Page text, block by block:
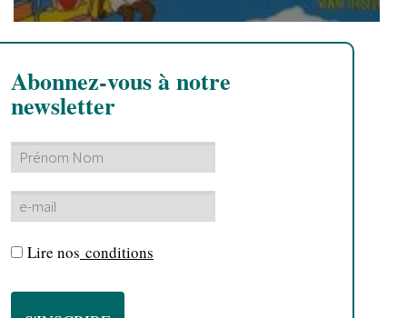
Abonnez-vous à notre
newsletter
Lire nos conditions